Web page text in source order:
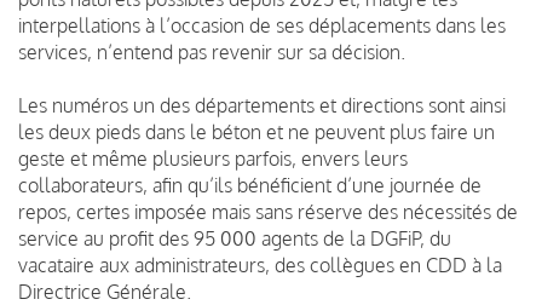
interpellations à l’occasion de ses déplacements dans les
services, n’entend pas revenir sur sa décision.
Les numéros un des départements et directions sont ainsi
les deux pieds dans le béton et ne peuvent plus faire un
geste et même plusieurs parfois, envers leurs
collaborateurs, afin qu’ils bénéficient d’une journée de
repos, certes imposée mais sans réserve des nécessités de
service au profit des 95 000 agents de la DGFiP, du
vacataire aux administrateurs, des collègues en CDD à la
Directrice Générale.